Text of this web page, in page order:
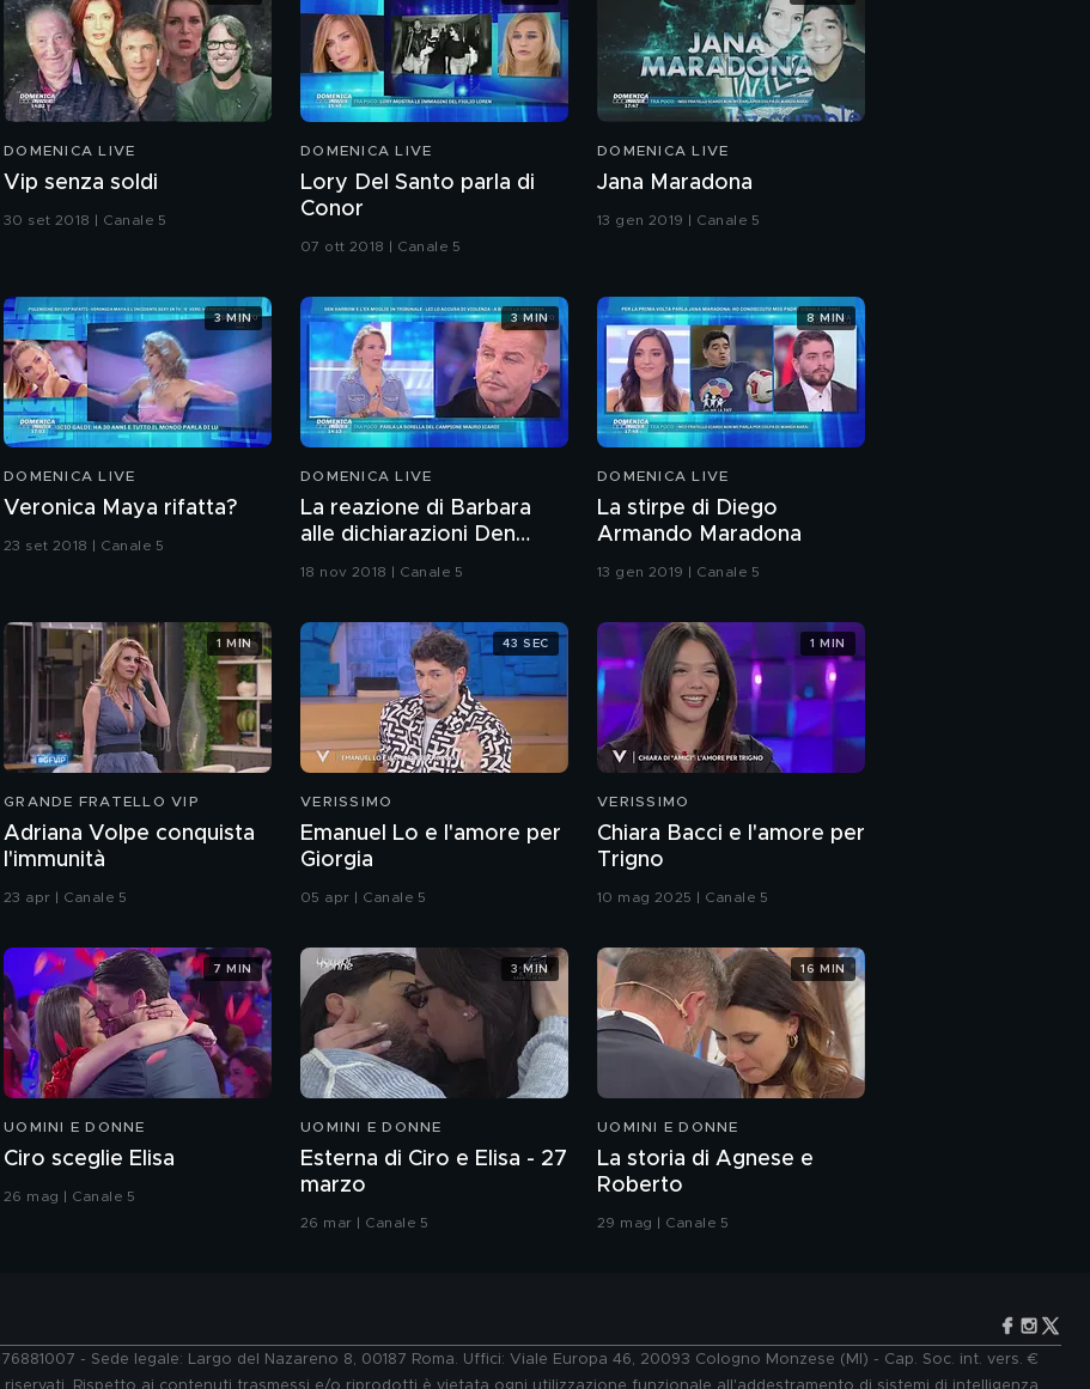
Paris pazza di
Malgioglio
Marchesa, nuove
rivelazioni
La De Blank contro la
Marchesa
vero o no?
Parla l'ex cognato della
marchesa D'Aragona
sulla Marchesa
Cesara Buonamici, la
Cesara Buonamici: le
colleghe del TG5
In studio Loredana
DOMENICA LIVE
Vip senza soldi
30 set 2018 | Canale 5
DOMENICA LIVE
Lory Del Santo parla di
Conor
07 ott 2018 | Canale 5
DOMENICA LIVE
Jana Maradona
13 gen 2019 | Canale 5
DOMENICA LIVE
Veronica Maya rifatta?
23 set 2018 | Canale 5
3 MIN
DOMENICA LIVE
La reazione di Barbara
alle dichiarazioni Den
18 nov 2018 | Canale 5
3 MIN
DOMENICA LIVE
La stirpe di Diego
Armando Maradona
13 gen 2019 | Canale 5
8 MIN
GRANDE FRATELLO VIP
Adriana Volpe conquista
l'immunità
23 apr | Canale 5
1 MIN
VERISSIMO
Emanuel Lo e l'amore per
Giorgia
05 apr | Canale 5
43 SEC
VERISSIMO
Chiara Bacci e l'amore per
Trigno
10 mag 2025 | Canale 5
1 MIN
UOMINI E DONNE
Ciro sceglie Elisa
26 mag | Canale 5
7 MIN
UOMINI E DONNE
Esterna di Ciro e Elisa - 27
marzo
26 mar | Canale 5
3 MIN
UOMINI E DONNE
La storia di Agnese e
Roberto
29 mag | Canale 5
16 MIN
- Sede legale: Largo del Nazareno 8, 00187 Roma. Uffici: Viale Europa 46, 20093 Cologno Monzese (MI) - Cap. Soc. int. vers. €